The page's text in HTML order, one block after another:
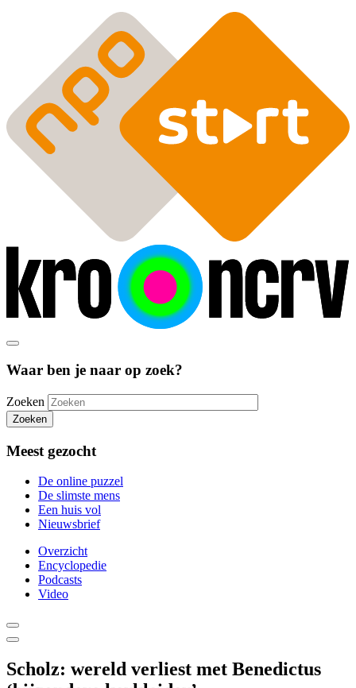
Waar ben je naar op zoek?
Zoeken
Zoeken
Meest gezocht
De online puzzel
De slimste mens
Een huis vol
Nieuwsbrief
Overzicht
Encyclopedie
Podcasts
Video
Scholz: wereld verliest met Benedictus